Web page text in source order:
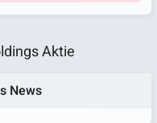
Aktie
News